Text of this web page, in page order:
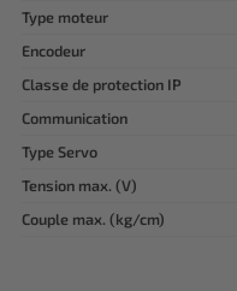
Type moteur
Encodeur
Classe de protection IP
Communication
Type Servo
Tension max. (V)
Couple max. (kg/cm)